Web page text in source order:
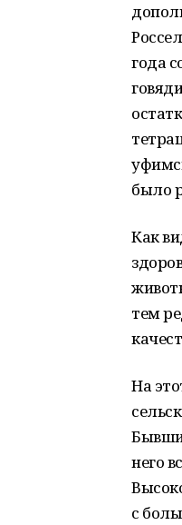
года
было
Как
тем
На
него
с